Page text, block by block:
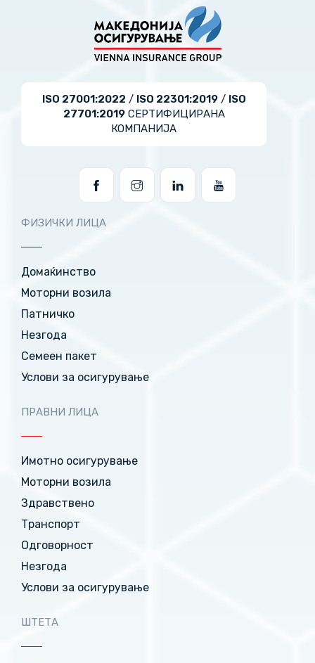
ISO 27001:2022 / ISO 22301:2019/ ISO
27701:2019СЕРТИФИЦИРАНА
КОМПАНИЈА
ФИЗИЧКИ ЛИЦА
Домаќинство
Моторни возила
Патничко
Незгода
Семеен пакет
Услови за осигурување
ПРАВНИ ЛИЦА
Имотно осигурување
Моторни возила
Здравствено
Транспорт
Одговорност
Незгода
Услови за осигурување
ШТЕТА